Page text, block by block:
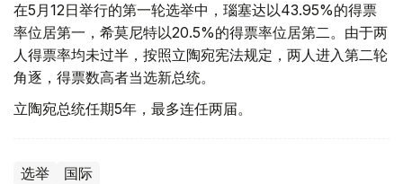
在5月12日举行的第一轮选举中，瑙塞达以43.95%的得票
率位居第一，希莫尼特以20.5%的得票率位居第二。由于两
人得票率均未过半，按照立陶宛宪法规定，两人进入第二轮
角逐，得票数高者当选新总统。
立陶宛总统任期5年，最多连任两届。
选举 国际